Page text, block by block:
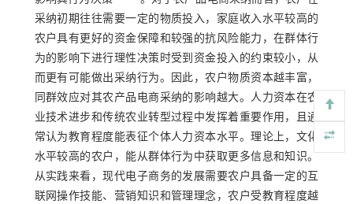
采纳初期往往需要一定的物质投入，家庭收入水平较高的
农户具有更好的资金保障和较强的抗风险能力，在群体行
为的影响下进行理性决策时受到资金投入的约束较小，从
而更有可能做出采纳行为。因此，农户物质资本越丰富，
同群效应对其农产品电商采纳的影响越大。人力资本在农
业技术进步和传统农业转型过程中发挥着重要作用，且通
常认为教育程度能表征个体人力资本水平。理论上，文化
水平较高的农户，能从群体行为中获取更多信息和知识。
从实践来看，现代电子商务的发展需要农户具备一定的互
联网操作技能、营销知识和管理理念，农户受教育程度越